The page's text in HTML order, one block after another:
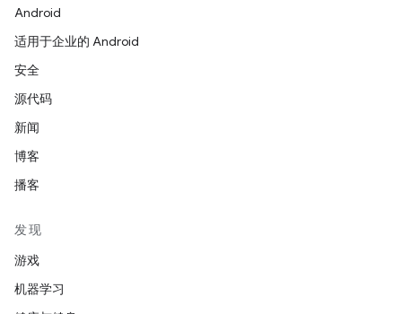
Android
适用于企业的 Android
安全
源代码
新闻
博客
播客
发现
游戏
机器学习